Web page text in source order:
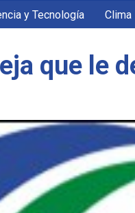
y Tecnología Clima
que le